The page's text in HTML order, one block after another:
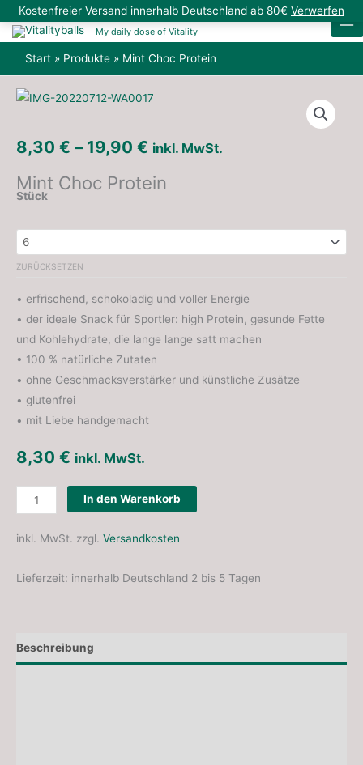
Kostenfreier Versand innerhalb Deutschland ab 80€ Verwerfen
Zum
Inhalt
My daily dose of Vitality
Start Produkte Mint Choc Protein
8,30 € – 19,90 € inkl. MwSt.
Mint Choc Protein
Stück
ZURÜCKSETZEN
• erfrischend, schokoladig und voller Energie
• der ideale Snack für Sportler: high Protein, gesunde Fette
und Kohlehydrate, die lange lange satt machen
• 100 % natürliche Zutaten
• ohne Geschmacksverstärker und künstliche Zusätze
• glutenfrei
• mit Liebe handgemacht
8,30 € inkl. MwSt.
Mint
Protein
Menge
In den Warenkorb
inkl. MwSt. zzgl. Versandkosten
Lieferzeit: innerhalb Deutschland 2 bis 5 Tagen
Beschreibung